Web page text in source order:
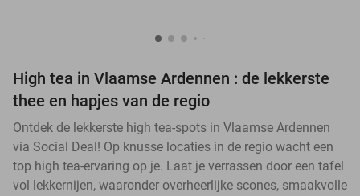
High tea in Vlaamse Ardennen : de lekkerste
thee en hapjes van de regio
Ontdek de lekkerste high tea-spots in Vlaamse Ardennen
via Social Deal! Op knusse locaties in de regio wacht een
top high tea-ervaring op je. Laat je verrassen door een tafel
vol lekkernijen, waaronder overheerlijke scones, smaakvolle